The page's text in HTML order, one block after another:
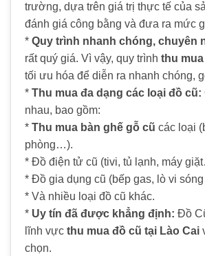
trường, dựa trên giá trị thực tế của
đánh giá công bằng và đưa ra mức
* Quy trình nhanh chóng, chuyên
rất quý giá. Vì vậy, quy trình thu
tối ưu hóa để diễn ra nhanh chóng,
* Thu mua đa dạng các loại đồ cũ:
nhau, bao gồm:
* Thu mua bàn ghế gỗ cũ các loại
phòng…).
* Đồ điện tử cũ (tivi, tủ lạnh, máy
* Đồ gia dụng cũ (bếp gas, lò vi
* Và nhiều loại đồ cũ khác.
* Uy tín đã được khẳng định: Đồ
lĩnh vực thu mua đồ cũ tại Lào Cai
chọn.